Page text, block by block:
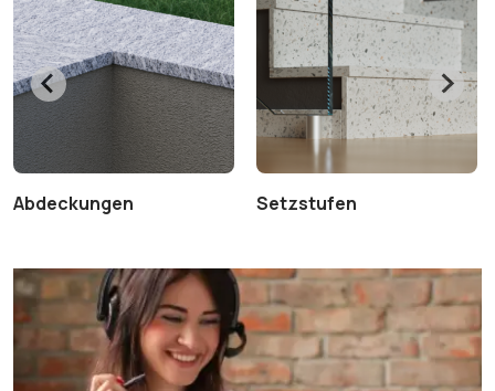
Abdeckungen Setzstufen